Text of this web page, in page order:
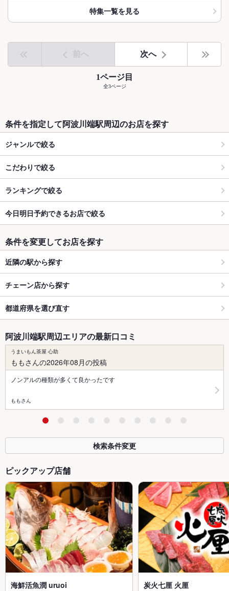
特集一覧を見る
前へ 次へ
1ページ目
全3ページ
条件を指定して阿波川端駅周辺のお店を探す
ジャンルで絞る
こだわりで絞る
ランキングで絞る
今日明日予約できるお店で絞る
条件を変更してお店を探す
近隣の駅から探す
チェーン店から探す
都道府県を選び直す
阿波川端駅周辺エリアの最新口コミ
うまいもん茶屋 心助
ももさんの2026年08月の投稿
ノンアルの種類が多くて良かったです
ももさん
検索条件変更
ピックアップ店舗
海鮮活魚潤 uruoi 炭火七厘 火厘